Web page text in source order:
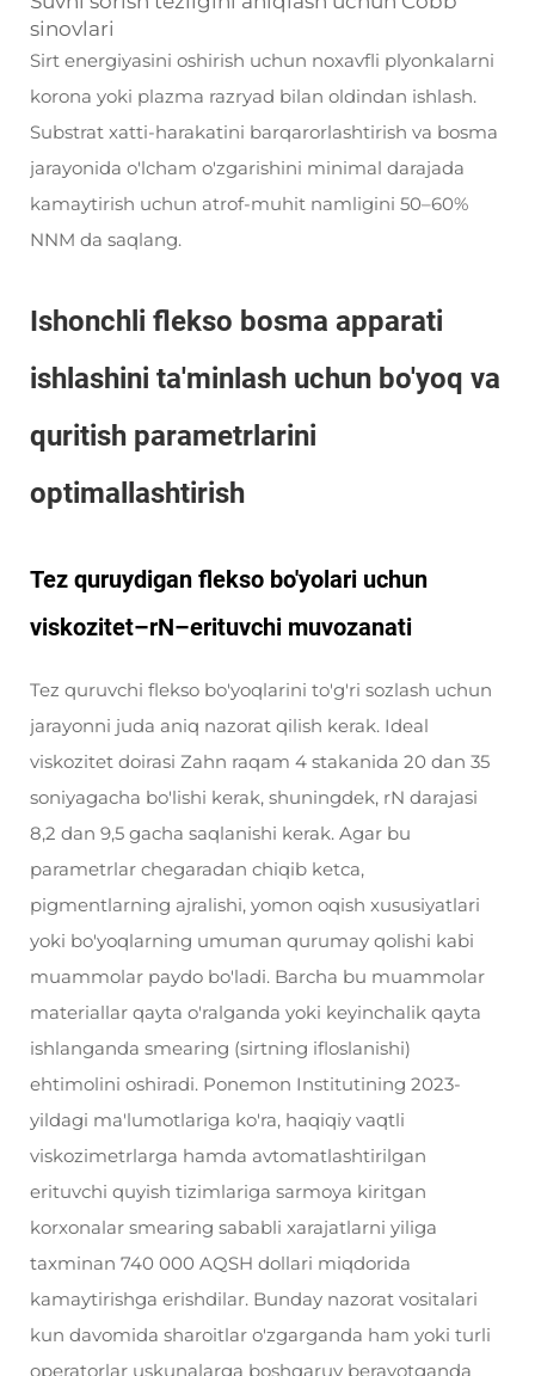
sinovlari
Sirt energiyasini oshirish uchun noxavfli plyonkalarni
korona yoki plazma razryad bilan oldindan ishlash.
Substrat xatti-harakatini barqarorlashtirish va bosma
jarayonida o'lcham o'zgarishini minimal darajada
kamaytirish uchun atrof-muhit namligini 50–60%
NNM da saqlang.
Ishonchli flekso bosma apparati
ishlashini ta'minlash uchun bo'yoq va
quritish parametrlarini
optimallashtirish
Tez quruydigan flekso bo'yolari uchun
viskozitet–rN–erituvchi muvozanati
Tez quruvchi flekso bo'yoqlarini to'g'ri sozlash uchun
jarayonni juda aniq nazorat qilish kerak. Ideal
viskozitet doirasi Zahn raqam 4 stakanida 20 dan 35
soniyagacha bo'lishi kerak, shuningdek, rN darajasi
8,2 dan 9,5 gacha saqlanishi kerak. Agar bu
parametrlar chegaradan chiqib ketса,
pigmentlarning ajralishi, yomon oqish xususiyatlari
yoki bo'yoqlarning umuman qurumay qolishi kabi
muammolar paydo bo'ladi. Barcha bu muammolar
materiallar qayta o'ralganda yoki keyinchalik qayta
ishlanganda smearing (sirtning ifloslanishi)
ehtimolini oshiradi. Ponemon Institutining 2023-
yildagi ma'lumotlariga ko'ra, haqiqiy vaqtli
viskozimetrlarga hamda avtomatlashtirilgan
erituvchi quyish tizimlariga sarmoya kiritgan
korxonalar smearing sababli xarajatlarni yiliga
taxminan 740 000 AQSH dollari miqdorida
kamaytirishga erishdilar. Bunday nazorat vositalari
kun davomida sharoitlar o'zgarganda ham yoki turli
operatorlar uskunalarga boshqaruv berayotganda